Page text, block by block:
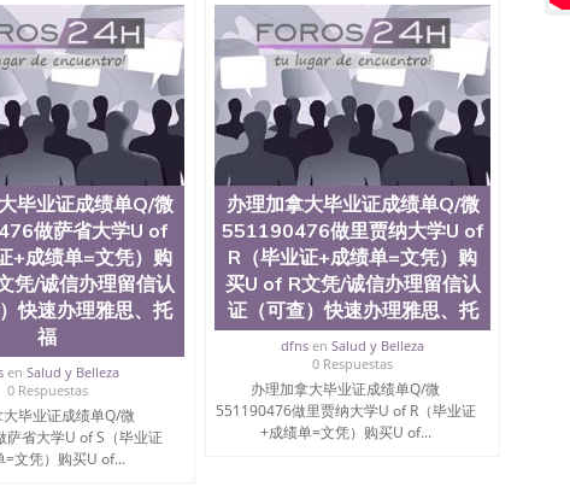
551190476国外编号查询QQ微信551190476办理国外文凭
微信551190476网上购买真文凭可信吗QQ微信551190476
证书办理QQ微信551190476如何办理学历认证QQ微信
圣何塞州立大学（San Jose State University, 又译为“圣荷
历史悠久的大学之一，也是美西地区的公立大学之一。
一所位于加利福尼亚州的著名综合性公立大学，它以极
元化学术氛围，杰出的本科教育质量，被《福克斯》杂
界各地的成百上千的海外学生前往求学。 至今，这是一
力的高等教育机构，并获誉为美国本科教育质量的核心
学排名中表现优异。其毕业生大多可以在其所处地域的
学生大三和大四的学期提供许多相应科系的实习机会。
(CSU), 圣何塞州立大学都占据着加州所有大学中的地理
于附近的旧金山-圣何塞地区为全美的重要科技中心。约
科，并有来自世界60余国的学生来此就读。其有名的科
设计，和航空学等，深受性肯定及好评；而各种大学部
人士前来研究与学习。 二、办理流程： 1、收集客户办
转制作点做电子图； 4、电子图做好发给客户确认； 5、
或者视频确认再付余款； 7、快递给客户（国内顺丰，国
部学历学位认证，留服真实存档可查，存档。 2、留学回
。 3、留信网真实可查认证办理，存档可查，终身受
商学院、交流学院、地球及物质科学院、教育学院、工
毕业证成绩单Q/微
做萨省大学U of
+成绩单=文凭）购
凭/诚信办理留信认
快速办理雅思、托
福
en Salud y Belleza
0 Respuestas
大毕业证成绩单Q/微
萨省大学U of S（毕业证
=文凭）购买U of...
办理加拿大毕业证成绩单Q/微
551190476做里贾纳大学U of
R（毕业证+成绩单=文凭）购
买U of R文凭/诚信办理留信认
证（可查）快速办理雅思、托
dfns enSalud y Belleza
0 Respuestas
办理加拿大毕业证成绩单Q/微
551190476做里贾纳大学U of R（毕业证
+成绩单=文凭）购买U of...